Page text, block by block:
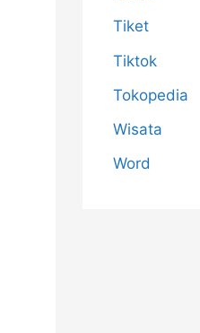
Tiket
Tiktok
Tokopedia
Wisata
Word